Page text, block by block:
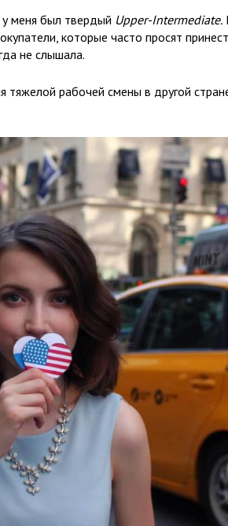
меня был твердый Upper-Intermediate.
которые часто просят
не слышала.
тяжелой рабочей смены в другой